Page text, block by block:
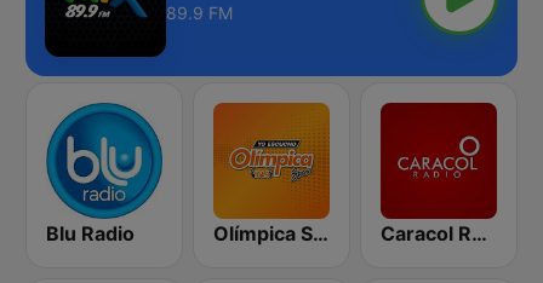
89.9 FM
Blu Radio Olímpica Stereo - Medellín 104.9 FM Caracol Radio